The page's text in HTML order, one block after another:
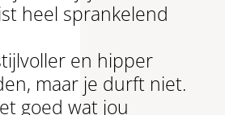
heel sprankelend
en hipper
maar je durft niet.
goed wat jou